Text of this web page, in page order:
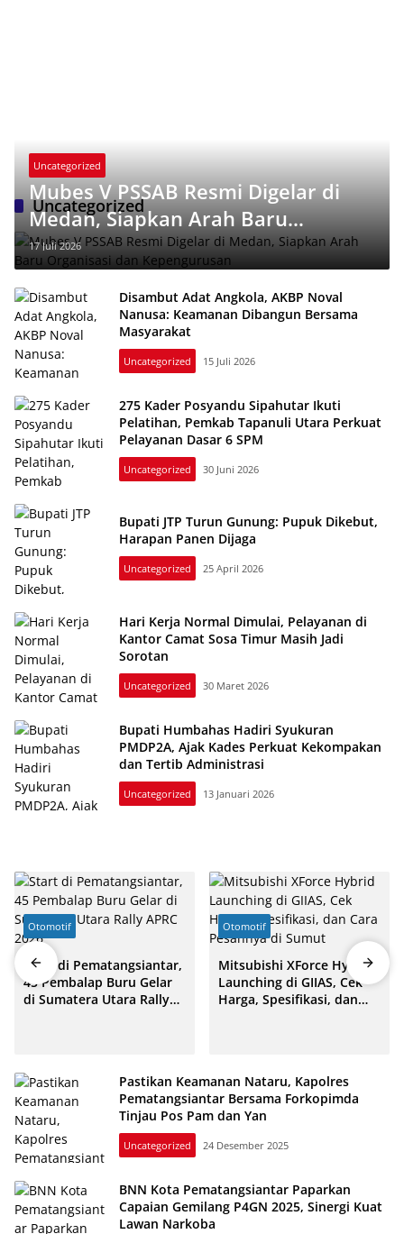
Uncategorized
Uncategorized
Mubes V PSSAB Resmi Digelar di
Medan, Siapkan Arah Baru
Organisasi dan Kepengurusan
17 Juli 2026
Disambut Adat Angkola, AKBP Noval
Nanusa: Keamanan Dibangun Bersama
Masyarakat
Uncategorized 15 Juli 2026
275 Kader Posyandu Sipahutar Ikuti
Pelatihan, Pemkab Tapanuli Utara Perkuat
Pelayanan Dasar 6 SPM
Uncategorized 30 Juni 2026
Bupati JTP Turun Gunung: Pupuk Dikebut,
Harapan Panen Dijaga
Uncategorized 25 April 2026
Hari Kerja Normal Dimulai, Pelayanan di
Kantor Camat Sosa Timur Masih Jadi
Sorotan
Uncategorized 30 Maret 2026
Bupati Humbahas Hadiri Syukuran
PMDP2A, Ajak Kades Perkuat Kekompakan
dan Tertib Administrasi
Uncategorized 13 Januari 2026
Otomotif
Start di Pematangsiantar,
45 Pembalap Buru Gelar
di Sumatera Utara Rally
Otomotif
Mitsubishi XForce Hybrid
Launching di GIIAS, Cek
Harga, Spesifikasi, dan
Pastikan Keamanan Nataru, Kapolres
Pematangsiantar Bersama Forkopimda
Tinjau Pos Pam dan Yan
Uncategorized 24 Desember 2025
BNN Kota Pematangsiantar Paparkan
Capaian Gemilang P4GN 2025, Sinergi Kuat
Lawan Narkoba